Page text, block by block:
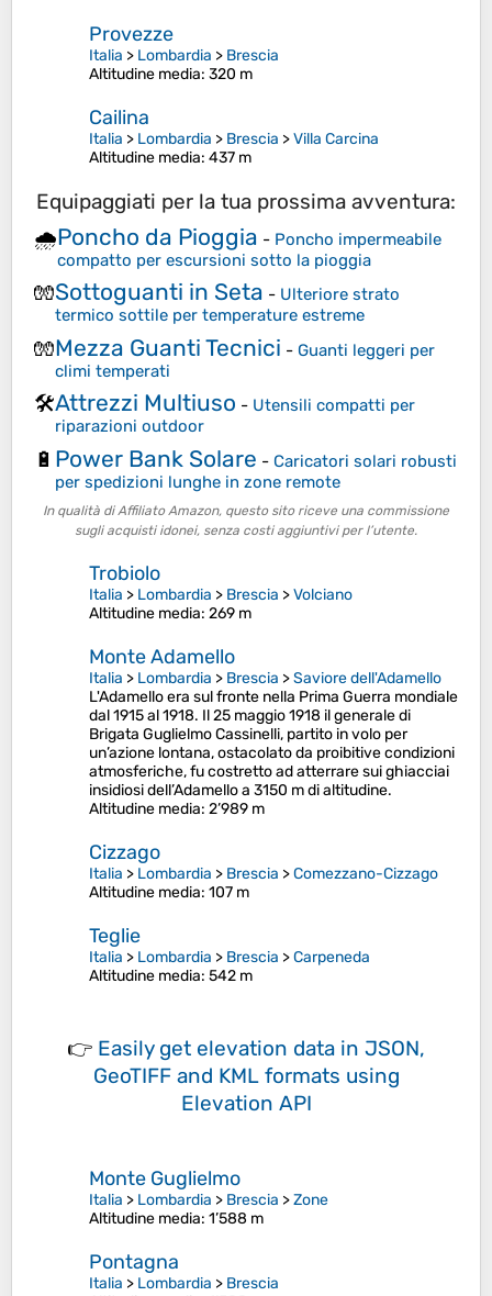
Provezze
Italia > Lombardia > Brescia
Altitudine media: 320 m
Cailina
Italia > Lombardia > Brescia >Villa Carcina
Altitudine media: 437 m
Equipaggiati per la tua prossima avventura:
🌧️Poncho da Pioggia - Poncho impermeabile
compatto per escursioni sotto la pioggia
🧤Sottoguanti in Seta - Ulteriore strato
termico sottile per temperature estreme
🧤Mezza Guanti Tecnici - Guanti leggeri per
climi temperati
🛠️Attrezzi Multiuso - Utensili compatti per
riparazioni outdoor
🔋 Power Bank Solare - Caricatori solari robusti
per spedizioni lunghe in zone remote
In qualità di Affiliato Amazon, questo sito riceve una commissione
sugli acquisti idonei, senza costi aggiuntivi per l’utente.
Trobiolo
Italia > Lombardia > Brescia >Volciano
Altitudine media: 269 m
Monte Adamello
Italia > Lombardia > Brescia >Saviore dell'Adamello
L'Adamello era sul fronte nella Prima Guerra mondiale
dal 1915 al 1918. Il 25 maggio 1918 il generale di
Brigata Guglielmo Cassinelli, partito in volo per
un’azione lontana, ostacolato da proibitive condizioni
atmosferiche, fu costretto ad atterrare sui ghiacciai
insidiosi dell’Adamello a 3150 m di altitudine.
Altitudine media: 2’989 m
Cizzago
Italia > Lombardia > Brescia >Comezzano-Cizzago
Altitudine media: 107 m
Teglie
Italia > Lombardia > Brescia >Carpeneda
Altitudine media: 542 m
👉 Easily get elevation data in JSON,
GeoTIFF and KML formats using
Elevation API
Monte Guglielmo
Italia > Lombardia > Brescia >Zone
Altitudine media: 1’588 m
Pontagna
Italia > Lombardia > Brescia